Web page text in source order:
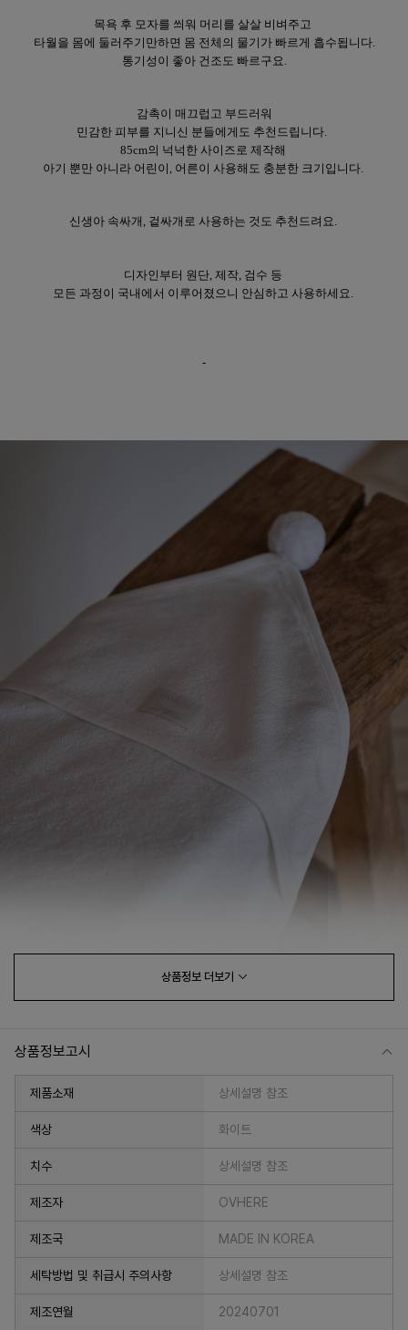
목욕 후 모자를 씌워 머리를 살살 비벼주고
타월을 몸에 둘러주기만하면 몸 전체의 물기가 빠르게 흡수됩니다.
통기성이 좋아 건조도 빠르구요.
감촉이 매끄럽고 부드러워
민감한 피부를 지니신 분들에게도 추천드립니다.
85cm의 넉넉한 사이즈로 제작해
아기 뿐만 아니라 어린이, 어른이 사용해도 충분한 크기입니다.
신생아 속싸개, 겉싸개로 사용하는 것도 추천드려요.
디자인부터 원단, 제작, 검수 등
모든 과정이 국내에서 이루어졌으니 안심하고 사용하세요.
-
상품정보 더보기
상품정보고시
제품소재 상세설명 참조
색상 화이트
치수 상세설명 참조
제조자 OVHERE
제조국 MADE IN KOREA
세탁방법 및 취급시 주의사항 상세설명 참조
제조연월 20240701